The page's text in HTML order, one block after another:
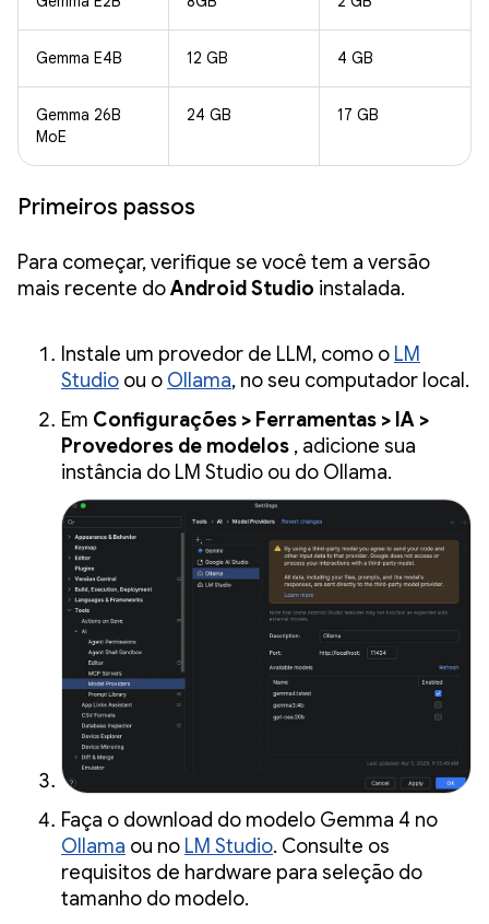
Gemma E4B 12 GB 4 GB
Gemma 26B
MoE
24 GB 17 GB
Primeiros passos
Para começar, verifique se você tem a versão
mais recente doAndroid Studio instalada.
Instale um provedor de LLM, como o LM
Studio ou o Ollama, no seu computador local.
Em Configurações > Ferramentas > IA >
Provedores de modelos , adicione sua
instância do LM Studio ou do Ollama.
Faça o download do modelo Gemma 4 no
Ollama ou no LM Studio. Consulte os
requisitos de hardware para seleção do
tamanho do modelo.